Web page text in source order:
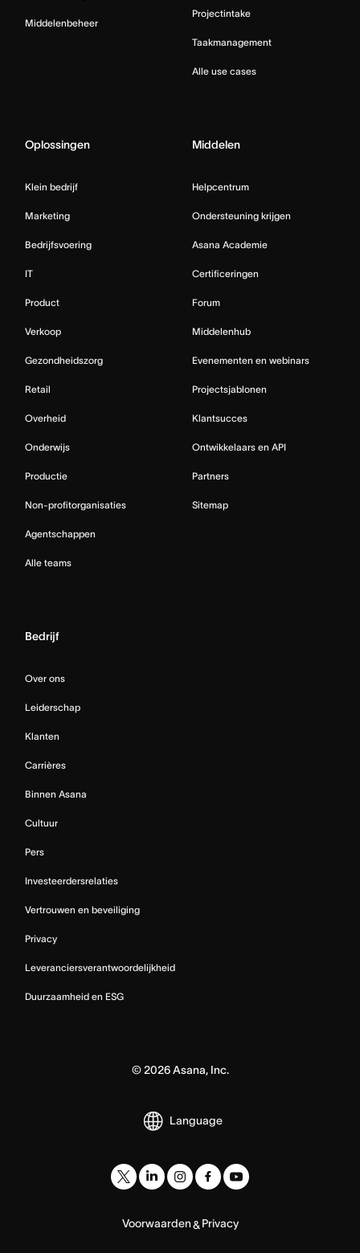
Middelenbeheer
Projectintake
Taakmanagement
Alle use cases
Oplossingen
Klein bedrijf
Marketing
Bedrijfsvoering
IT
Product
Verkoop
Gezondheidszorg
Retail
Overheid
Onderwijs
Productie
Non-profitorganisaties
Agentschappen
Alle teams
Middelen
Helpcentrum
Ondersteuning krijgen
Asana Academie
Certificeringen
Forum
Middelenhub
Evenementen en webinars
Projectsjablonen
Klantsucces
Ontwikkelaars en API
Partners
Sitemap
Bedrijf
Over ons
Leiderschap
Klanten
Carrières
Binnen Asana
Cultuur
Pers
Investeerdersrelaties
Vertrouwen en beveiliging
Privacy
Leveranciersverantwoordelijkheid
Duurzaamheid en ESG
© 2026Asana, Inc.
Language
Voorwaarden& Privacy